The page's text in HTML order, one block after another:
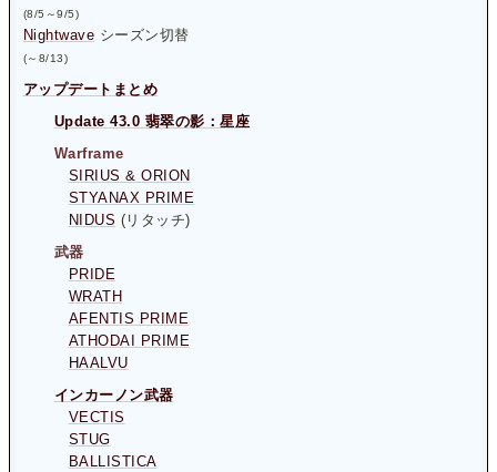
(8/5～9/5)
Nightwave シーズン切替
(～8/13)
アップデートまとめ
Update 43.0 翡翠の影：星座
Warframe
SIRIUS & ORION
STYANAX PRIME
NIDUS (リタッチ)
武器
PRIDE
WRATH
AFENTIS PRIME
ATHODAI PRIME
HAALVU
インカーノン武器
VECTIS
STUG
BALLISTICA